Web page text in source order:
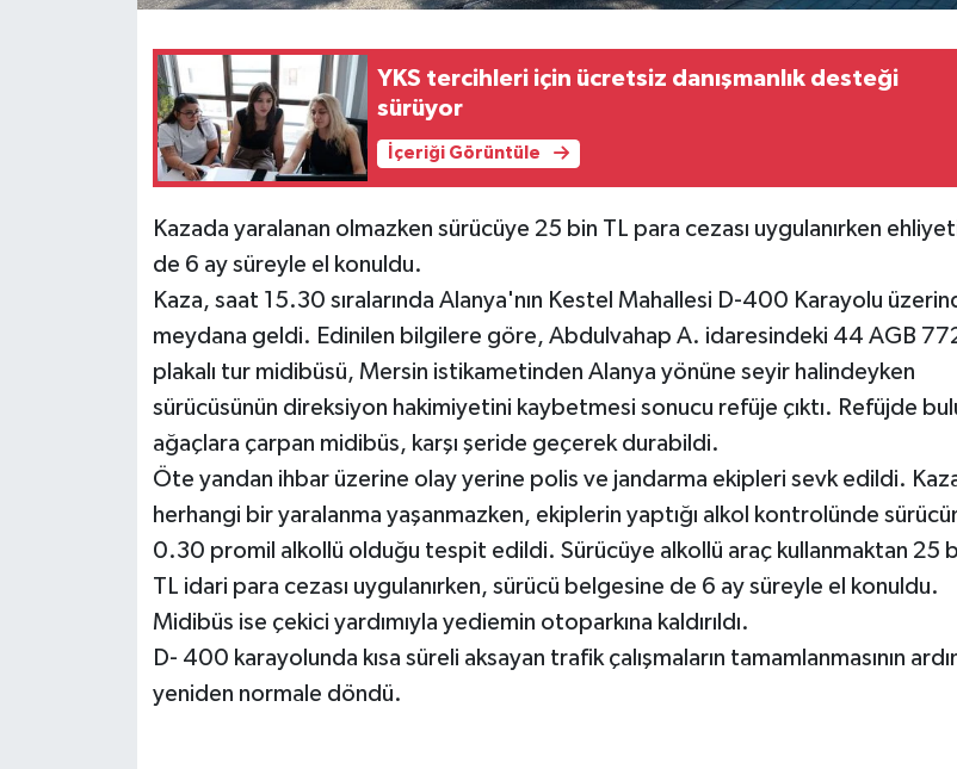
YKS tercihleri için ücretsiz danışmanlık desteği
sürüyor
İçeriği Görüntüle
Kazada yaralanan olmazken sürücüye 25 bin TL para cezası uygulanırken
de 6 ay süreyle el konuldu.
Kaza, saat 15.30 sıralarında Alanya'nın Kestel Mahallesi D-400 Karayolu
meydana geldi. Edinilen bilgilere göre, Abdulvahap A. idaresindeki 44 AGB
plakalı tur midibüsü, Mersin istikametinden Alanya yönüne seyir halindeyken
sürücüsünün direksiyon hakimiyetini kaybetmesi sonucu refüje çıktı. Refüjde
ağaçlara çarpan midibüs, karşı şeride geçerek durabildi.
Öte yandan ihbar üzerine olay yerine polis ve jandarma ekipleri sevk edildi.
herhangi bir yaralanma yaşanmazken, ekiplerin yaptığı alkol kontrolünde
0.30 promil alkollü olduğu tespit edildi. Sürücüye alkollü araç kullanmaktan 25
TL idari para cezası uygulanırken, sürücü belgesine de 6 ay süreyle el konuldu.
Midibüs ise çekici yardımıyla yediemin otoparkına kaldırıldı.
D- 400 karayolunda kısa süreli aksayan trafik çalışmaların tamamlanmasının
yeniden normale döndü.
Sosyal medya